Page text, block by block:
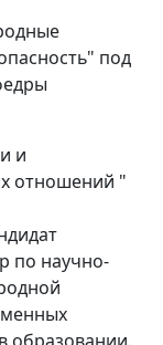
под
и
отношений "
по научно-